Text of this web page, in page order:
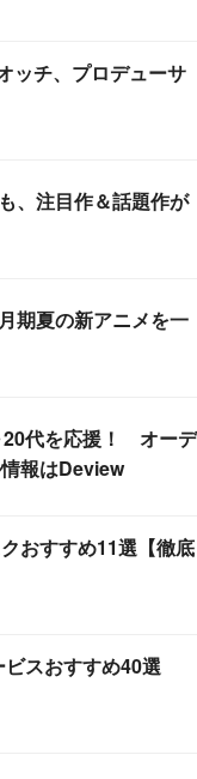
ッチ、プロデューサ
、注目作＆話題作が
期夏の新アニメを一
20代を応援！ オーデ
報はDeview
おすすめ11選【徹底
スおすすめ40選